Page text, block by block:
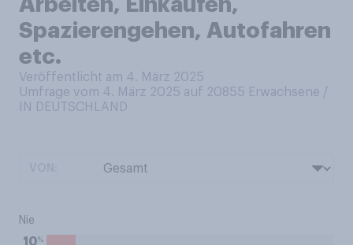
Arbeiten, Einkaufen,
Spazierengehen, Autofahren
etc.
Veröffentlicht am 4. März 2025
Umfrage vom 4. März 2025 auf 20855 Erwachsene /
IN DEUTSCHLAND
Nie
10%